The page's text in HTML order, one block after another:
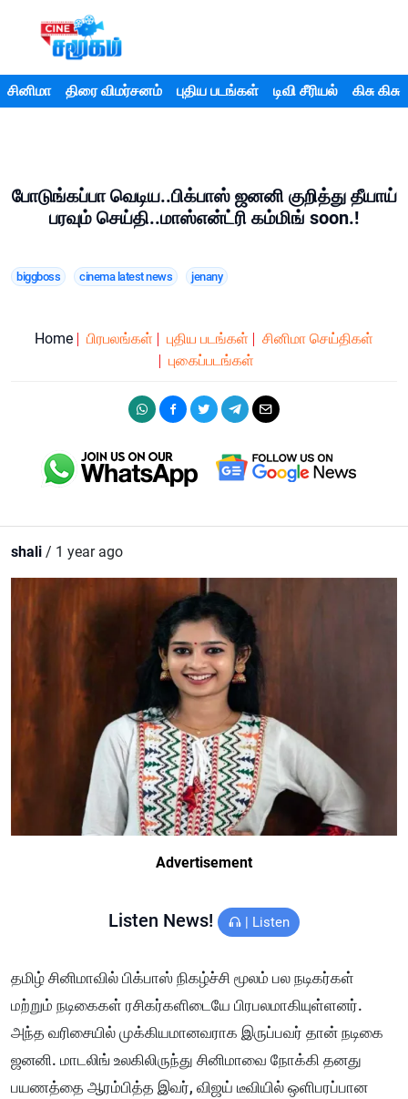
சினிமா திரை விமர்சனம் புதிய படங்கள் டிவி சீரியல் கிசு கிசு
போடுங்கப்பா வெடிய..பிக்பாஸ் ஜனனி குறித்து தீயாய்
பரவும் செய்தி..மாஸ்என்ட்ரி கம்மிங் soon.!
biggboss cinema latest news jenany
Home பிரபலங்கள் புதிய படங்கள்
சினிமா செய்திகள்
புகைப்படங்கள்
shali / 1 year ago
Advertisement
Listen News! | Listen
தமிழ் சினிமாவில் பிக்பாஸ் நிகழ்ச்சி மூலம் பல நடிகர்கள்
மற்றும் நடிகைகள் ரசிகர்களிடையே பிரபலமாகியுள்ளனர்.
அந்த வரிசையில் முக்கியமானவராக இருப்பவர் தான் நடிகை
ஜனனி. மாடலிங் உலகிலிருந்து சினிமாவை நோக்கி தனது
பயணத்தை ஆரம்பித்த இவர், விஜய் டீவியில் ஒளிபரப்பான